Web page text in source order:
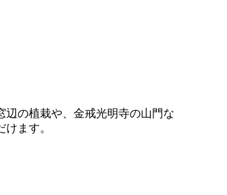
辺の植栽や、金戒光明寺の山門な
ます。